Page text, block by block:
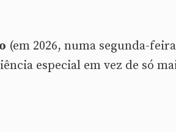
(em 2026, numa segunda-
especial em vez de só